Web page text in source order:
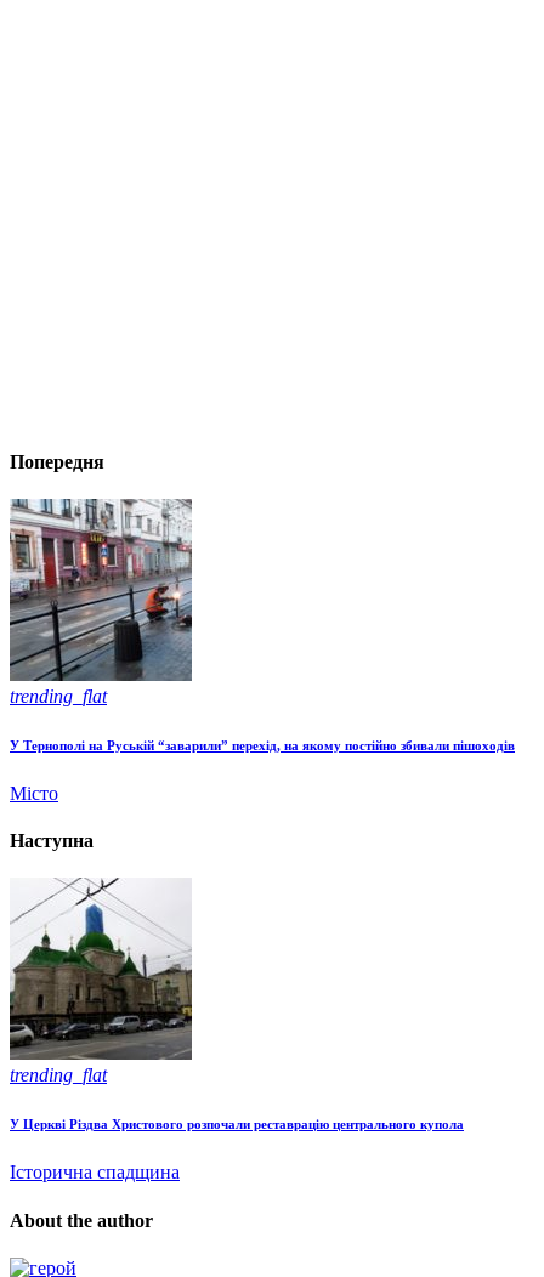
Попередня
trending_flat
У Тернополі на Руській “заварили” перехід, на якому постійно збивали пішоходів
Місто
Наступна
trending_flat
У Церкві Різдва Христового розпочали реставрацію центрального купола
Історична спадщина
About the author